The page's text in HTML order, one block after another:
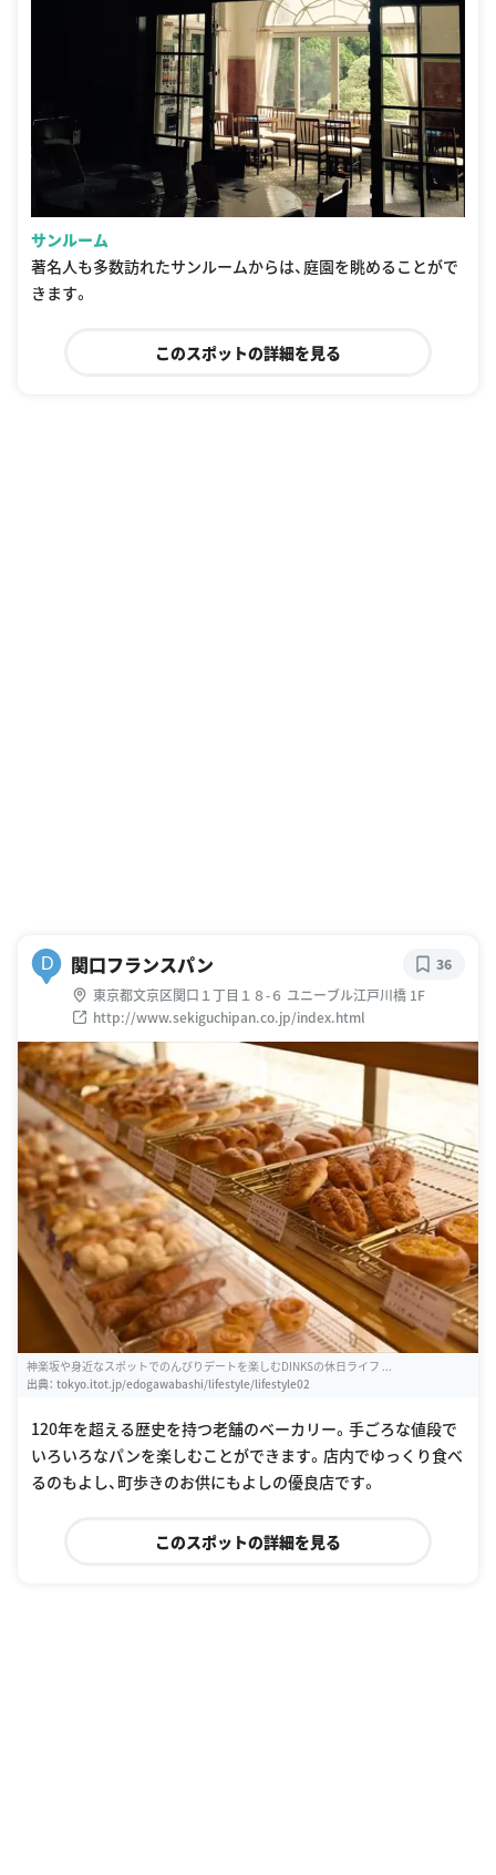
サンルーム
著名人も多数訪れたサンルームからは、庭園を眺めることがで
きます。
このスポットの詳細を見る
D 関口フランスパン
東京都文京区関口１丁目１８-６ ユニーブル江戸川橋 1F
http://www.sekiguchipan.co.jp/index.html
36
神楽坂や身近なスポットでのんびりデートを楽しむDINKSの休日ライフ ...
出典： tokyo.itot.jp/edogawabashi/lifestyle/lifestyle02
120年を超える歴史を持つ老舗のベーカリー。手ごろな値段で
いろいろなパンを楽しむことができます。店内でゆっくり食べ
るのもよし、町歩きのお供にもよしの優良店です。
このスポットの詳細を見る